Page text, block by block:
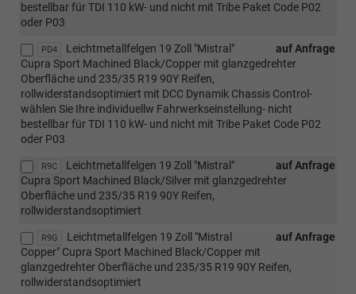
bestellbar für TDI 110 kW- und nicht mit Tribe Paket Code P02
oder P03
PD4 auf Anfrage
Leichtmetallfelgen 19 Zoll "Mistral"
Cupra Sport Machined Black/Copper mit glanzgedrehter
Oberfläche und 235/35 R19 90Y Reifen,
rollwiderstandsoptimiert mit DCC Dynamik Chassis Control-
wählen Sie Ihre individuellw Fahrwerkseinstellung- nicht
bestellbar für TDI 110 kW- und nicht mit Tribe Paket Code P02
oder P03
R9C auf Anfrage
Leichtmetallfelgen 19 Zoll "Mistral"
Cupra Sport Machined Black/Silver mit glanzgedrehter
Oberfläche und 235/35 R19 90Y Reifen,
rollwiderstandsoptimiert
R9G auf Anfrage
Leichtmetallfelgen 19 Zoll "Mistral
Copper" Cupra Sport Machined Black/Copper mit
glanzgedrehter Oberfläche und 235/35 R19 90Y Reifen,
rollwiderstandsoptimiert